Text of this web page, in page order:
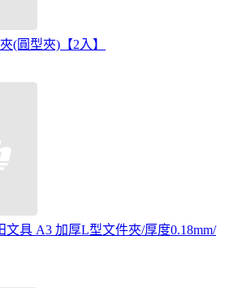
(圓型夾)【2入】
具 A3 加厚L型文件夾/厚度0.18mm/